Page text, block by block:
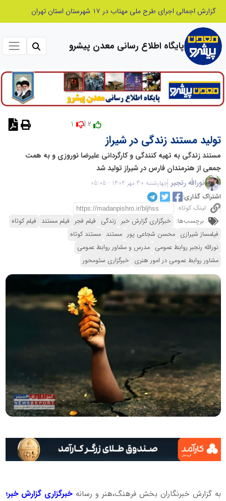
پایگاه اطلاع رسانی معدن پیشرو
تولید مستند زندگی در شیراز
مستند زندگی به تهیه کنندگی و کارگردانی علیرضا نوروزی و به همت
جمعی از هنرمندان فارس در شیراز تولید شد
نورالله رنجبر چهارشنبه 30 مهر 1404 - 05:05
اشتراک گذاری:
لینک کوتاه
برچسب‌ها: خبرگزاری گزارش خبر زندگی فیلم فجر فیلم مستند فیلم کوتاه
فیلمساز شیرازی محسن شجاعی پور مستند مستند کوتاه
نورالله رنجبر روابط عمومی مدرس و مشاور روابط عمومی
مشاور روابط عمومی در امور هنری خبرگزاری سئومحور
به گزارش خبرنگاران بخش فرهنگ،هنر و رسانه خبرگزاری گزارش خبر؛